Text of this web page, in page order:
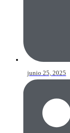
junio 25, 2025